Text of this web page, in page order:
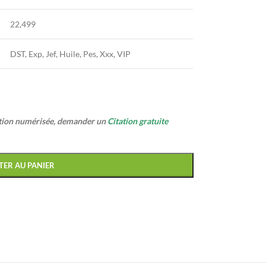
22,499
DST, Exp, Jef, Huile, Pes, Xxx, VIP
numérisée, demander unCitation gratuite
AU PANIER